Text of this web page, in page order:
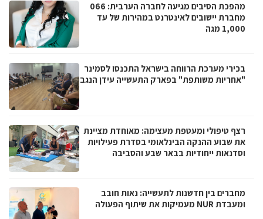
מהפכת הסיבים מגיעה לחברה הערבית: 066
מחברת יישובים לאינטרנט במהירות של עד
1,000 מגה
בכירי מערכת הרווחה בישראל התכנסו לסמינר
"אחריות משותפת" בפארק התעשייה עידן הנגב
רצף טיפולי ומעטפת מעצימה: מאוחדת מציינת
את שבוע ההנקה הבינלאומי בסדרת פעילויות
וסדנאות ייחודיות בבאר שבע והסביבה
מחברים בין חדשנות לתעשייה: נאות חובב
ומעבדת NUR מעמיקות את שיתוף הפעולה